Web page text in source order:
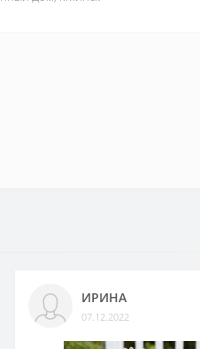
ИРИНА
07.12.2022